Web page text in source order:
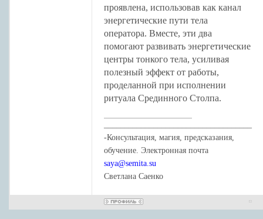
проявлена, использовав как канал
энергетические пути тела
оператора. Вместе, эти два
помогают развивать энергетические
центры тонкого тела, усиливая
полезный эффект от работы,
проделанной при исполнении
ритуала Срединного Столпа.
-Консультация, магия, предсказания,
обучение. Электронная почта
saya@semita.su
Светлана Саенко